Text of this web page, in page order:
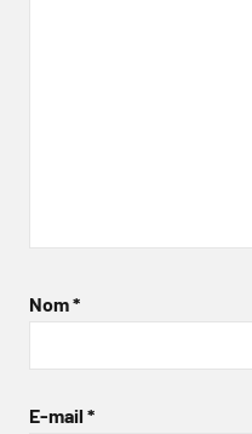
Nom*
E-mail *